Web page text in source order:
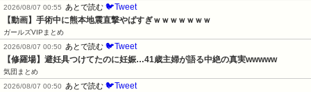
2026/08/07 00:55
あとで読む 🐦Tweet
【動画】手術中に熊本地震直撃やばすぎｗｗｗｗｗｗｗ
ガールズVIPまとめ
2026/08/07 00:50
あとで読む 🐦Tweet
【修羅場】避妊具つけてたのに妊娠…41歳主婦が語る中絶の真実wwwww
気団まとめ
2026/08/07 00:50
あとで読む 🐦Tweet